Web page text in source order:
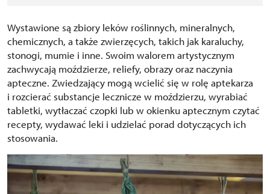
Wystawione są zbiory leków roślinnych, mineralnych,
chemicznych, a także zwierzęcych, takich jak karaluchy,
stonogi, mumie i inne. Swoim walorem artystycznym
zachwycają moździerze, reliefy, obrazy oraz naczynia
apteczne. Zwiedzający mogą wcielić się w rolę aptekarza
i rozcierać substancje lecznicze w moździerzu, wyrabiać
tabletki, wytłaczać czopki lub w okienku aptecznym czytać
recepty, wydawać leki i udzielać porad dotyczących ich
stosowania.